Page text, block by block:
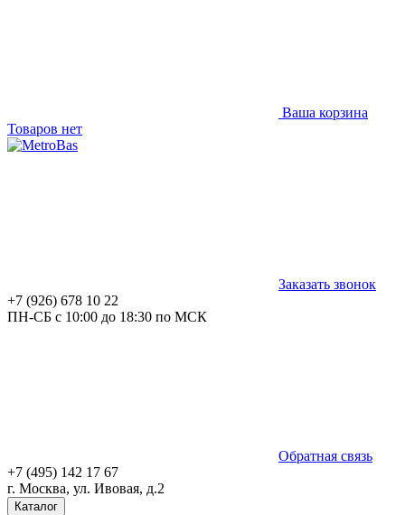
Ваша корзина
Товаров нет
Заказать звонок
+7 (926) 678 10 22
ПН-СБ с 10:00 до 18:30 по МСК
Обратная связь
+7 (495) 142 17 67
г. Москва, ул. Ивовая, д.2
Каталог